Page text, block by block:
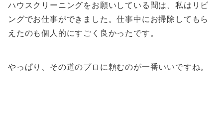
ハウスクリーニングをお願いしている間は、私はリビ
ングでお仕事ができました。仕事中にお掃除してもら
えたのも個人的にすごく良かったです。
やっぱり、その道のプロに頼むのが一番いいですね。